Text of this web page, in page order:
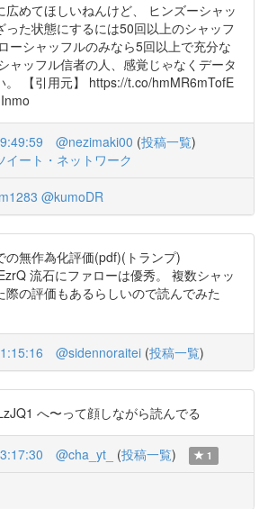
広めてほしいねんけど、 ヒンズーシャッ
った状態にするには50回以上のシャッフ
ーシャッフルのみなら5回以上で充分な
ャッフル信者の人、感覚じゃなくデータ
。 【引用元】 https://t.co/hmMR6mTofE
@nezimaki00 (投稿一覧)
イート・ネットワーク
@kumoDR
の無作為化評価(pdf)(トランプ)
流石にファローは優秀。 複数シャッ
際の評価もあるらしいので読んでみた
@sidennoraitei (投稿一覧)
へ〜って顔しながら読んでる
@cha_yt_ (投稿一覧) 1